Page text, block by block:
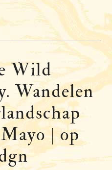
Wild
Wandelen
| op